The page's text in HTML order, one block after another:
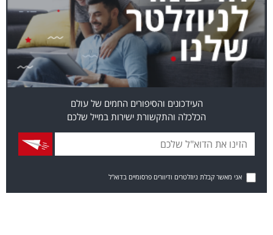
העידכונים והסיפורים החמים של עולם
הכלכלה והתקשורת ישירות במייל שלכם
אני מאשר קבלת ניוזלטרים ודיוורים פרסומיים בדוא"ל